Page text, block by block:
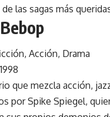
las sagas más
Acción, Drama
1998
que mezcla acción,
por Spike Spiegel,